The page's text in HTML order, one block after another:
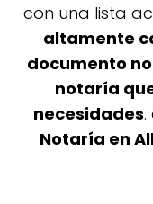
con una lista
altamente
documento
notaría
necesidades.
Notaría en